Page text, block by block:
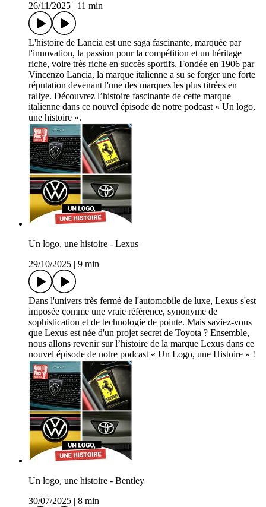
26/11/2025
11 min
L'histoire de Lancia est une saga fascinante, marquée par
l'innovation, la passion pour la compétition et un héritage
riche, voire très riche en succès sportifs. Fondée en 1906 par
Vincenzo Lancia, la marque italienne a su se forger une forte
réputation devenant l'une des marques les plus titrées en
rallye. Découvrez l’histoire fascinante de cette marque
italienne dans ce nouvel épisode de notre podcast « Un logo,
une histoire ».
Un logo, une histoire - Lexus
29/10/2025
9 min
Dans l'univers très fermé de l'automobile de luxe, Lexus s'est
imposée comme une vraie référence, synonyme de
sophistication et de technologie de pointe. Mais saviez-vous
que Lexus est née d'un projet secret de Toyota ? Ensemble,
nous allons revenir sur l’histoire de la marque Lexus dans ce
nouvel épisode de notre podcast « Un Logo, une Histoire » !
Un logo, une histoire - Bentley
30/07/2025
8 min